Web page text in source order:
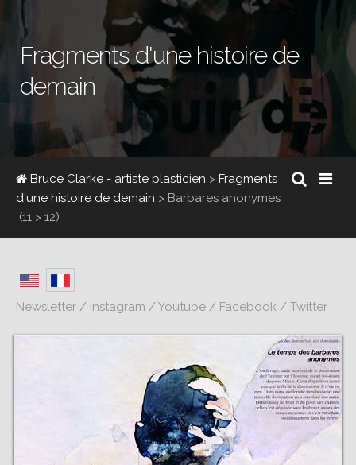
Fragments d'une histoire de
demain
Bruce Clarke - artiste plasticien > Fragments
d'une histoire de demain > Barbares anonymes
(11 > 12)
Newsletter / Instagram /Youtube / Facebook / Twitter ·